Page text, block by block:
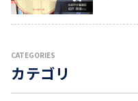
CATEGORIES
カテゴリ